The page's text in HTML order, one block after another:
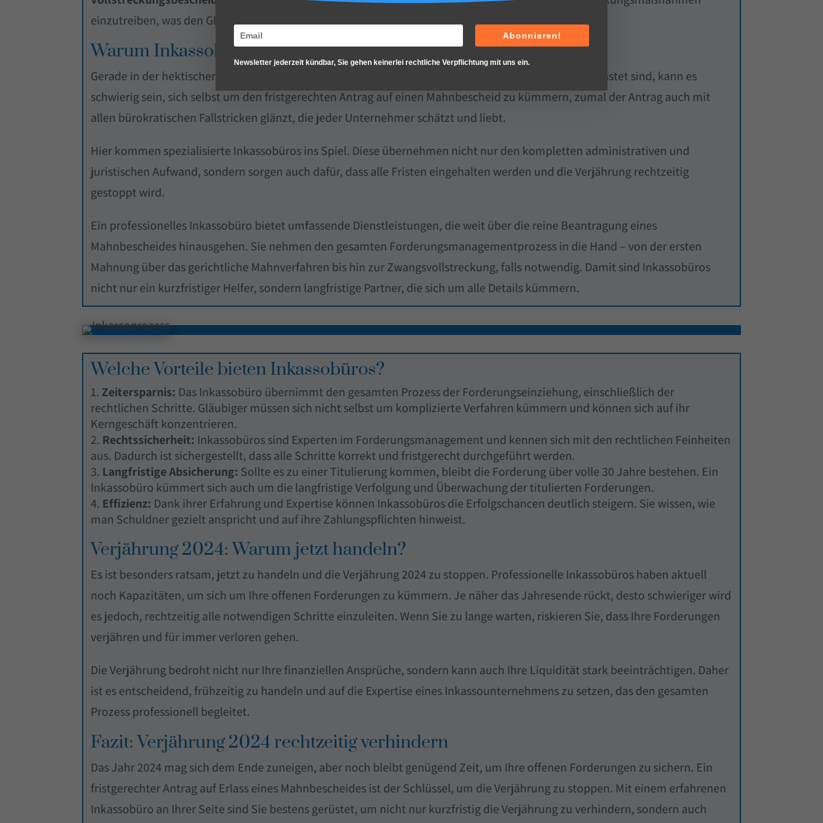
einzutreiben, was den Gläubiger langfristig absichert.
Warum Inkassobüros die ideale Lösung sind
Gerade in der hektischen Zeit zum Jahresende, in der viele Unternehmen und Gläubiger stark ausgelastet sind, kann es
schwierig sein, sich selbst um den fristgerechten Antrag auf einen Mahnbescheid zu kümmern, zumal der Antrag auch mit
allen bürokratischen Fallstricken glänzt, die jeder Unternehmer schätzt und liebt.
Hier kommen spezialisierte Inkassobüros ins Spiel. Diese übernehmen nicht nur den kompletten administrativen und
juristischen Aufwand, sondern sorgen auch dafür, dass alle Fristen eingehalten werden und die Verjährung rechtzeitig
gestoppt wird.
Ein professionelles Inkassobüro bietet umfassende Dienstleistungen, die weit über die reine Beantragung eines
Mahnbescheides hinausgehen. Sie nehmen den gesamten Forderungsmanagementprozess in die Hand – von der ersten
Mahnung über das gerichtliche Mahnverfahren bis hin zur Zwangsvollstreckung, falls notwendig. Damit sind Inkassobüros
nicht nur ein kurzfristiger Helfer, sondern langfristige Partner, die sich um alle Details kümmern.
Welche Vorteile bieten Inkassobüros?
Zeitersparnis: Das Inkassobüro übernimmt den gesamten Prozess der Forderungseinziehung, einschließlich der
rechtlichen Schritte. Gläubiger müssen sich nicht selbst um komplizierte Verfahren kümmern und können sich auf ihr
Kerngeschäft konzentrieren.
Rechtssicherheit: Inkassobüros sind Experten im Forderungsmanagement und kennen sich mit den rechtlichen Feinheiten
aus. Dadurch ist sichergestellt, dass alle Schritte korrekt und fristgerecht durchgeführt werden.
Langfristige Absicherung: Sollte es zu einer Titulierung kommen, bleibt die Forderung über volle 30 Jahre bestehen. Ein
Inkassobüro kümmert sich auch um die langfristige Verfolgung und Überwachung der titulierten Forderungen.
Effizienz: Dank ihrer Erfahrung und Expertise können Inkassobüros die Erfolgschancen deutlich steigern. Sie wissen, wie
man Schuldner gezielt anspricht und auf ihre Zahlungspflichten hinweist.
Verjährung 2024: Warum jetzt handeln?
Es ist besonders ratsam, jetzt zu handeln und die Verjährung 2024 zu stoppen. Professionelle Inkassobüros haben aktuell
noch Kapazitäten, um sich um Ihre offenen Forderungen zu kümmern. Je näher das Jahresende rückt, desto schwieriger wird
es jedoch, rechtzeitig alle notwendigen Schritte einzuleiten. Wenn Sie zu lange warten, riskieren Sie, dass Ihre Forderungen
verjähren und für immer verloren gehen.
Die Verjährung bedroht nicht nur Ihre finanziellen Ansprüche, sondern kann auch Ihre Liquidität stark beeinträchtigen. Daher
ist es entscheidend, frühzeitig zu handeln und auf die Expertise eines Inkassounternehmens zu setzen, das den gesamten
Prozess professionell begleitet.
Fazit: Verjährung 2024 rechtzeitig verhindern
Das Jahr 2024 mag sich dem Ende zuneigen, aber noch bleibt genügend Zeit, um Ihre offenen Forderungen zu sichern. Ein
fristgerechter Antrag auf Erlass eines Mahnbescheides ist der Schlüssel, um die Verjährung zu stoppen. Mit einem erfahrenen
Inkassobüro an Ihrer Seite sind Sie bestens gerüstet, um nicht nur kurzfristig die Verjährung zu verhindern, sondern auch
Abonnieren!
Newsletter jederzeit kündbar, Sie gehen keinerlei rechtliche Verpflichtung mit uns ein.